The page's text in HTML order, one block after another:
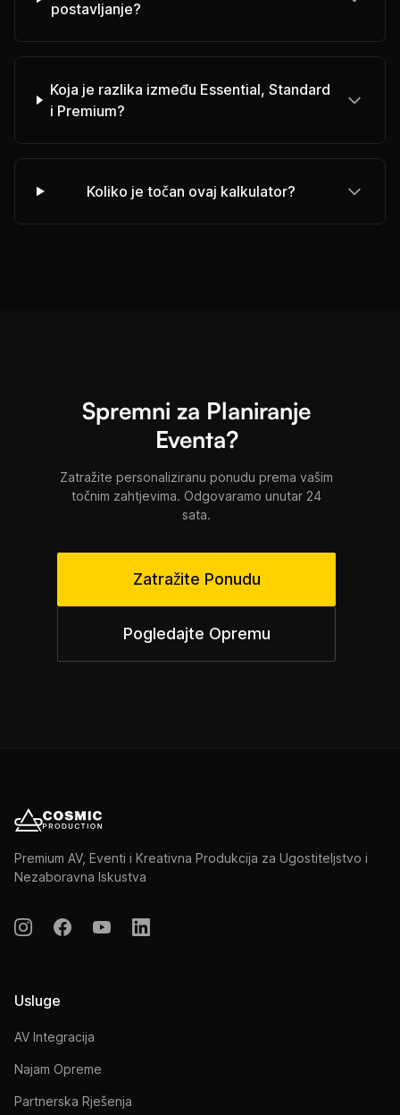
postavljanje?
Koja je razlika između Essential, Standard
i Premium?
Koliko je točan ovaj kalkulator?
Spremni za Planiranje
Eventa?
Zatražite personaliziranu ponudu prema vašim
točnim zahtjevima. Odgovaramo unutar 24
sata.
Zatražite Ponudu
Pogledajte Opremu
Premium AV, Eventi i Kreativna Produkcija za Ugostiteljstvo i
Nezaboravna Iskustva
Usluge
AV Integracija
Najam Opreme
Partnerska Rješenja